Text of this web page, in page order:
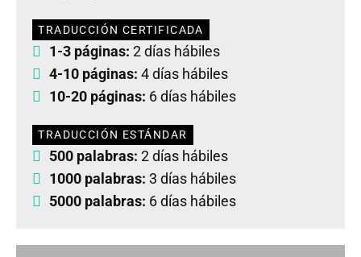
TRADUCCIÓN CERTIFICADA
1-3 páginas: 2 días hábiles
4-10 páginas: 4 días hábiles
10-20 páginas: 6 días hábiles
TRADUCCIÓN ESTÁNDAR
500 palabras: 2 días hábiles
1000 palabras: 3 días hábiles
5000 palabras: 6 días hábiles